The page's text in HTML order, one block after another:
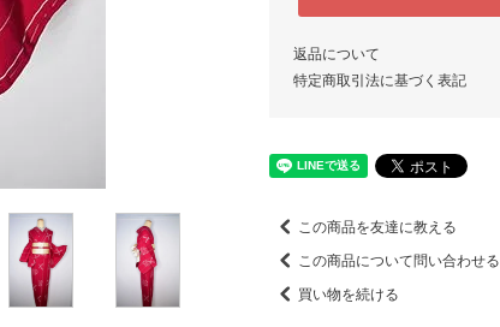
返品について
特定商取引法に基づく表記
この商品を友達に教える
この商品について問い合わせる
買い物を続ける